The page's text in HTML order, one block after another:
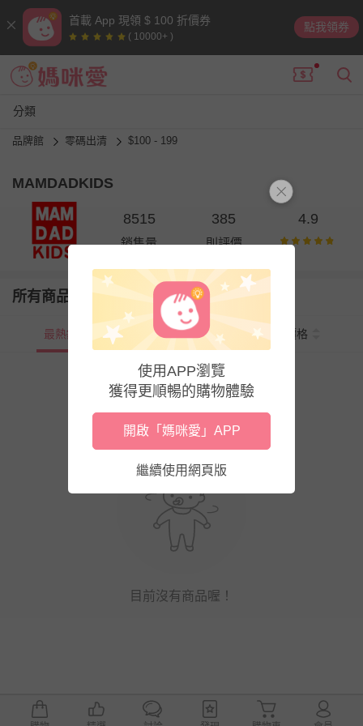
首載 App 現領 $ 100 折價券
( 10000+ )
點我領券
分類
品牌館 零碼出清 $100 - 199
MAMDADKIDS
8515
銷售量
385
則評價
4.9
所有商品
最熱銷 新上市 價格
目前沒有商品喔！
使用APP瀏覽
獲得更順暢的購物體驗
開啟「媽咪愛」APP
繼續使用網頁版